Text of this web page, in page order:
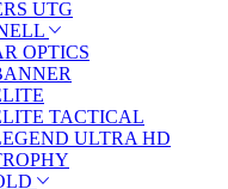
UTG
OPTICS
TACTICAL
ULTRA HD